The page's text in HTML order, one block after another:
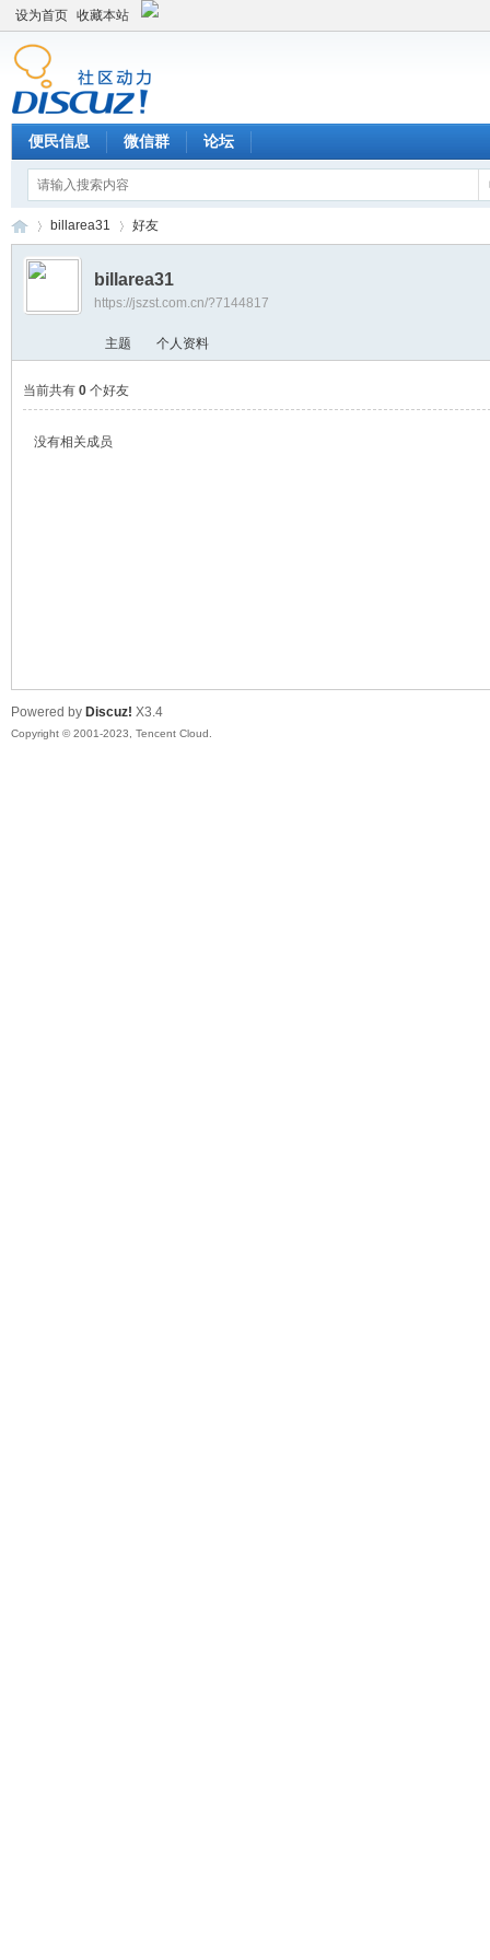
设为首页 收藏本站
便民信息 微信群 论坛
›
billarea31 好友
billarea31
https://jszst.com.cn/?7144817
主题 个人资料
当前共有 0个好友
没有相关成员
Powered by Discuz! X3.4
Copyright © 2001-2023, Tencent Cloud.